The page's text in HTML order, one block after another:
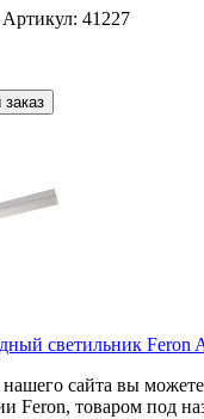
Артикул: 41227
светильник Feron
сайта вы можете
Feron, товаром под